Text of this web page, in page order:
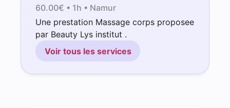
60.00€ • 1h • Namur
Une prestation Massage corps proposee
par Beauty Lys institut .
Voir tous les services